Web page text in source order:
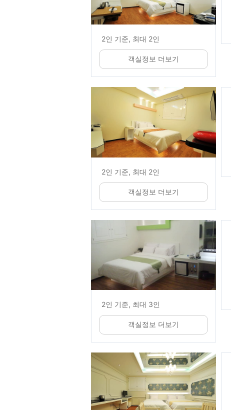
2인 기준, 최대 2인
객실정보 더보기
2인 기준, 최대 2인
객실정보 더보기
2인 기준, 최대 3인
객실정보 더보기